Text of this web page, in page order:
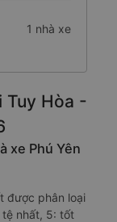
1 nhà xe
Tuy Hòa -
xe Phú Yên
được phân loại
nhất, 5: tốt